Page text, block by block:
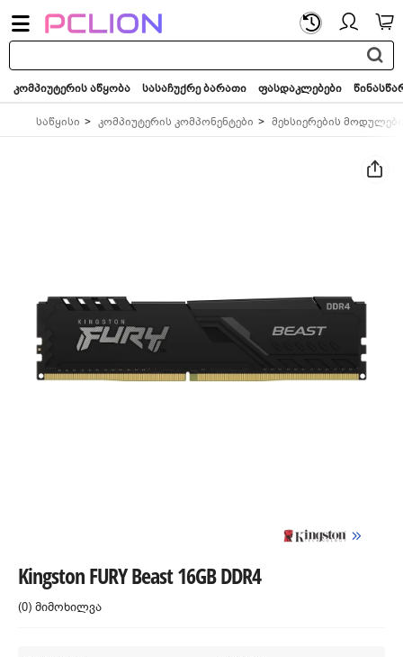
საძიებო
სიტყვა...
კომპიუტერის აწყობა სასაჩუქრე ბარათი ფასდაკლებები
საწყისი კომპიუტერის კომპონენტები მეხსიერების მოდულები
Kingston FURY Beast 16GB DDR4
(0) მიმოხილვა